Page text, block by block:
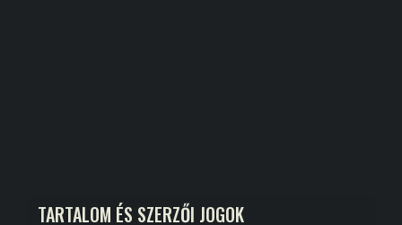
TARTALOM ÉS SZERZŐI JOGOK